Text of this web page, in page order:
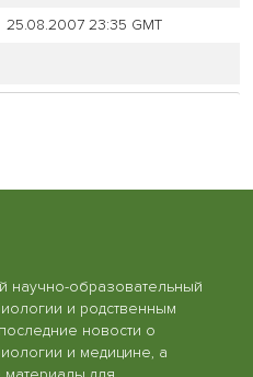
25.08.2007 23:35 GMT
научно-образовательный
и родственным
новости о
и медицине, а